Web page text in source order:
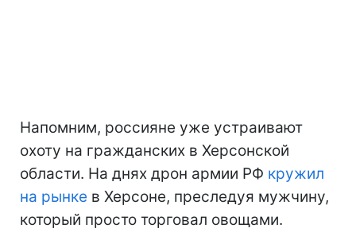
Напомним, россияне уже устраивают
охоту на гражданских в Херсонской
области. На днях дрон армии РФ кружил
на рынке в Херсоне, преследуя мужчину,
который просто торговал овощами.